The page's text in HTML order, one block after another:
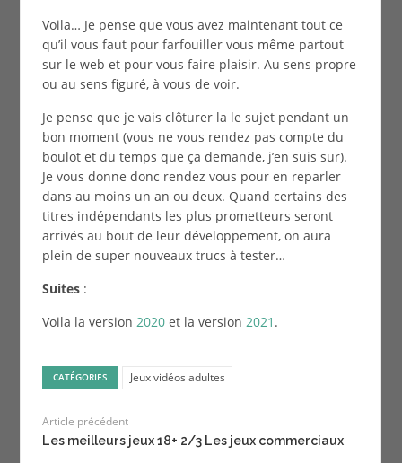
Voila… Je pense que vous avez maintenant tout ce
qu’il vous faut pour farfouiller vous même partout
sur le web et pour vous faire plaisir. Au sens propre
ou au sens figuré, à vous de voir.
Je pense que je vais clôturer la le sujet pendant un
bon moment (vous ne vous rendez pas compte du
boulot et du temps que ça demande, j’en suis sur).
Je vous donne donc rendez vous pour en reparler
dans au moins un an ou deux. Quand certains des
titres indépendants les plus prometteurs seront
arrivés au bout de leur développement, on aura
plein de super nouveaux trucs à tester…
Suites:
Voila la version 2020et la version 2021 .
CATÉGORIES Jeux vidéos adultes
Article précédent
Les meilleurs jeux 18+ 2/3 Les jeux commerciaux